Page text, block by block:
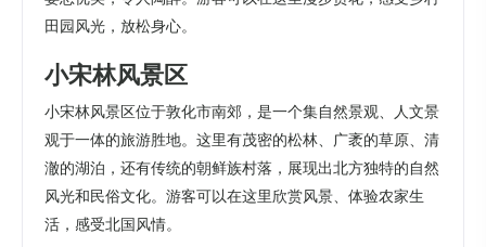
田园风光，放松身心。
小宋林风景区
小宋林风景区位于敦化市南郊，是一个集自然景观、人文景
观于一体的旅游胜地。这里有茂密的松林、广袤的草原、清
澈的湖泊，还有传统的朝鲜族村落，展现出北方独特的自然
风光和民俗文化。游客可以在这里欣赏风景、体验农家生
活，感受北国风情。